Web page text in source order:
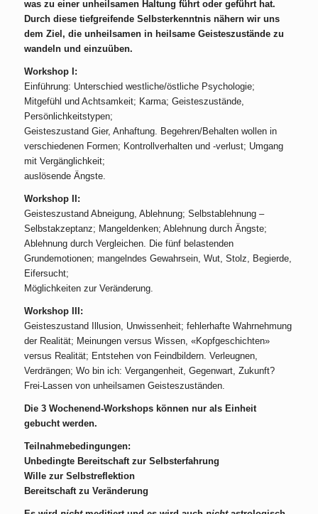
was zu einer unheilsamen Haltung führt oder geführt hat.
Durch diese tiefgreifende Selbsterkenntnis nähern wir uns
dem Ziel, die unheilsamen in heilsame Geisteszustände zu
wandeln und einzuüben.
Workshop I:
Einführung: Unterschied westliche/östliche Psychologie;
Mitgefühl und Achtsamkeit; Karma; Geisteszustände,
Persönlichkeitstypen;
Geisteszustand Gier, Anhaftung. Begehren/Behalten wollen in
verschiedenen Formen; Kontrollverhalten und -verlust; Umgang
mit Vergänglichkeit;
auslösende Ängste.
Workshop II:
Geisteszustand Abneigung, Ablehnung; Selbstablehnung –
Selbstakzeptanz; Mangeldenken; Ablehnung durch Ängste;
Ablehnung durch Vergleichen. Die fünf belastenden
Grundemotionen; mangelndes Gewahrsein, Wut, Stolz, Begierde,
Eifersucht;
Möglichkeiten zur Veränderung.
Workshop III:
Geisteszustand Illusion, Unwissenheit; fehlerhafte Wahrnehmung
der Realität; Meinungen versus Wissen, «Kopfgeschichten»
versus Realität; Entstehen von Feindbildern. Verleugnen,
Verdrängen; Wo bin ich: Vergangenheit, Gegenwart, Zukunft?
Frei-Lassen von unheilsamen Geisteszuständen.
Die 3 Wochenend-Workshops können nur als Einheit
gebucht werden.
Teilnahmebedingungen:
Unbedingte Bereitschaft zur Selbsterfahrung
Wille zur Selbstreflektion
Bereitschaft zu Veränderung